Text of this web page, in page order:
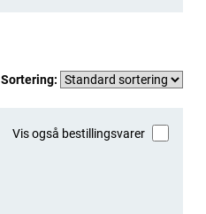
Sortering:
Vis også bestillingsvarer